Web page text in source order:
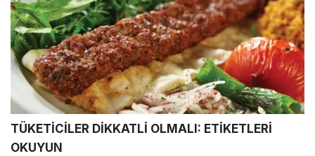
TÜKETİCİLER DİKKATLİ OLMALI: ETİKETLERİ
OKUYUN